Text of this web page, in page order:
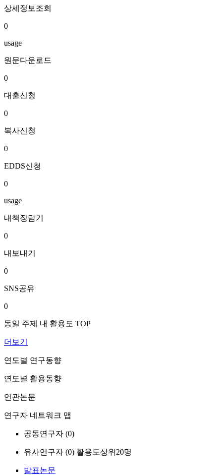
상세정보조회
0
usage
원문다운로드
0
대출신청
0
복사신청
0
EDDS신청
0
usage
내책장담기
0
내보내기
0
SNS공유
0
동일 주제 내 활용도 TOP
더보기
연도별 연구동향
연도별 활용동향
연관논문
연구자 네트워크 맵
공동연구자 (0)
유사연구자 (0) 활용도상위20명
발표논문